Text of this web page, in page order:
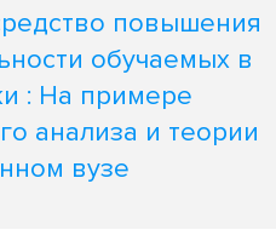
повышения
обучаемых в
: На примере
анализа и теории
вузе